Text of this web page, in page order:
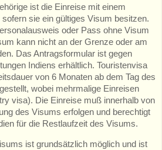
ist die Einreise mit einem
sie ein gültiges Visum besitzen.
oder Pass ohne Visum
kann nicht an der Grenze oder am
Das Antragsformular ist gegen
Indiens erhältlich. Touristenvisa
von 6 Monaten ab dem Tag des
wobei mehrmalige Einreisen
visa). Die Einreise muß innerhalb von
des Visums erfolgen und berechtigt
für die Restlaufzeit des Visums.
ist grundsätzlich möglich und ist